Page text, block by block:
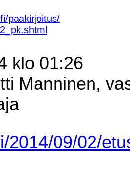
paakirjoitus/
klo 01:26
Manninen,
2014/09/02/